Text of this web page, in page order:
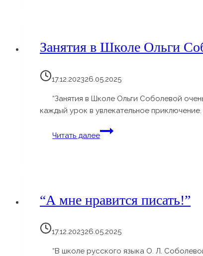
Занятия в Школе Ольги
17.12.202326.05.2025
“Занятия в Школе Ольги Соболевой
каждый урок в увлекательное приключение.
Читать далее
Занятия
в
нам
“А мне нравится писать!”
17.12.202326.05.2025
“В школе русского языка О. Л.